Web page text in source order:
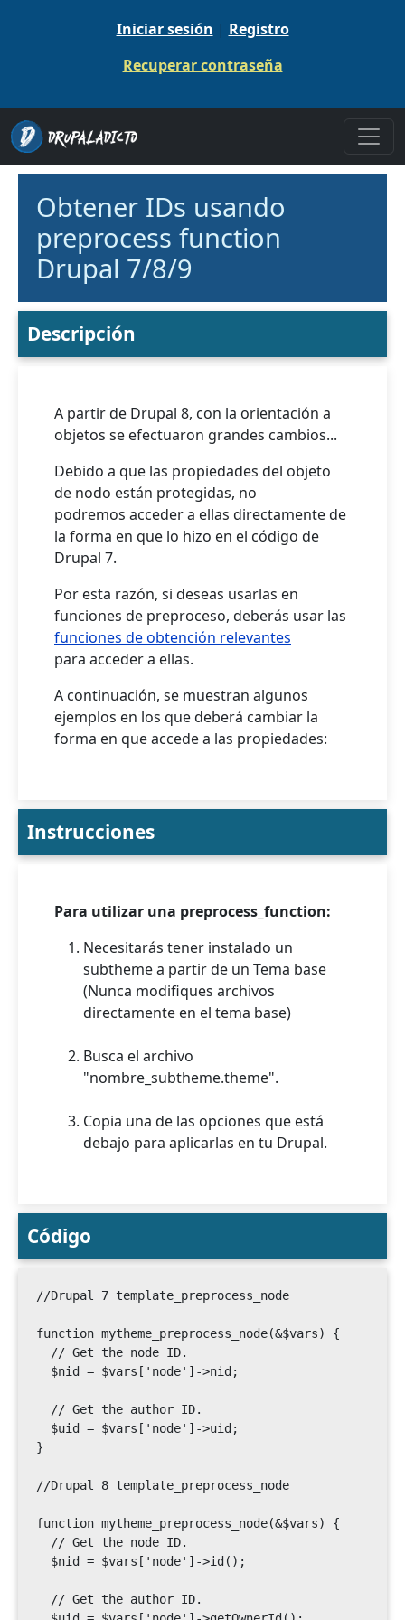
Iniciar sesión | Registro
Recuperar contraseña
Obtener IDs usando
preprocess function
Drupal 7/8/9
Descripción
A partir de Drupal 8, con la orientación a
objetos se efectuaron grandes cambios...
Debido a que las propiedades del objeto
de nodo están protegidas, no
podremos acceder a ellas directamente de
la forma en que lo hizo en el código de
Drupal 7.
Por esta razón, si deseas usarlas en
funciones de preproceso, deberás usar las
funciones de obtención relevantes
para acceder a ellas.
A continuación, se muestran algunos
ejemplos en los que deberá cambiar la
forma en que accede a las propiedades:
Instrucciones
Para utilizar una preprocess_function:
Necesitarás tener instalado un
subtheme a partir de un Tema base
(Nunca modifiques archivos
directamente en el tema base)
Busca el archivo
"nombre_subtheme.theme".
Copia una de las opciones que está
debajo para aplicarlas en tu Drupal.
Código
//Drupal 7 template_preprocess_node
function mytheme_preprocess_node(&$vars) {
// Get the node ID.
$nid = $vars['node']->nid;
// Get the author ID.
$uid = $vars['node']->uid;
}
//Drupal 8 template_preprocess_node
function mytheme_preprocess_node(&$vars) {
// Get the node ID.
$nid = $vars['node']->id();
// Get the author ID.